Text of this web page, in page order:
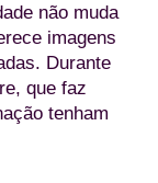
não muda
imagens
Durante
que faz
tenham